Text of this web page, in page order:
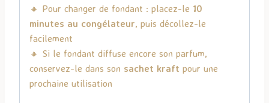
🔸 Pour changer de fondant : placez-le 10
minutes au congélateur, puis décollez-le
facilement
🔸 Si le fondant diffuse encore son parfum,
conservez-le dans son sachet kraft pour une
prochaine utilisation